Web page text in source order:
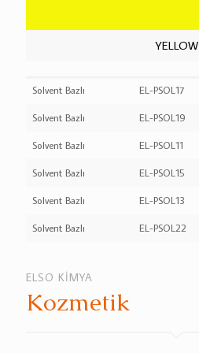
YELLOW
Solvent Bazlı EL-PSOL17
Solvent Bazlı EL-PSOL19
Solvent Bazlı EL-PSOL11
Solvent Bazlı EL-PSOL15
Solvent Bazlı EL-PSOL13
Solvent Bazlı EL-PSOL22
ELSO KİMYA
Kozmetik